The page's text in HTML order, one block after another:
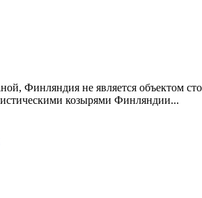
Финляндия не является объектом
козырями Финляндии...